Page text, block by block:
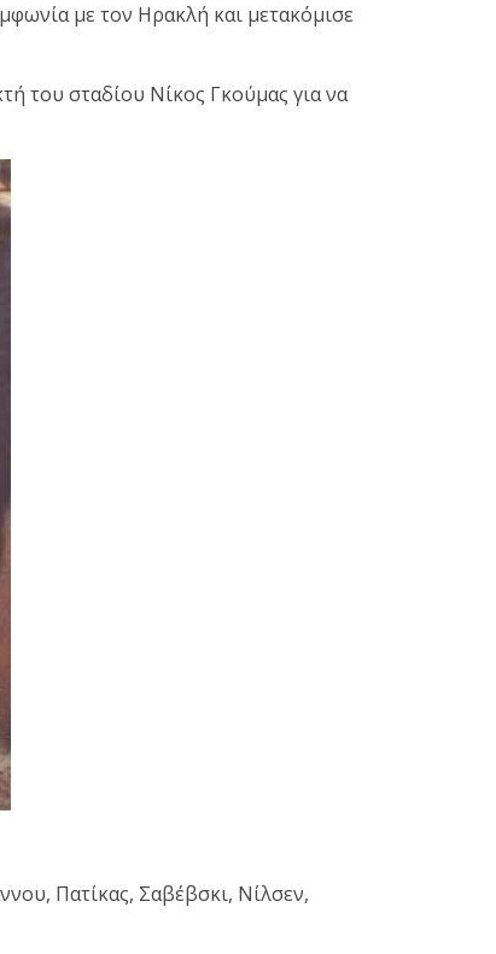
με τον Ηρακλή και μετακόμισε
του σταδίου Νίκος Γκούμας για να
Πατίκας, Σαβέβσκι, Νίλσεν,